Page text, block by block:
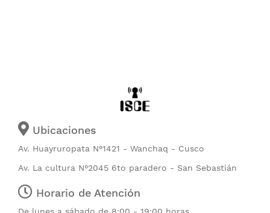
Ubicaciones
Av. Huayruropata N°1421 - Wanchaq - Cusco
Av. La cultura N°2045 6to paradero - San Sebastián
Horario de Atención